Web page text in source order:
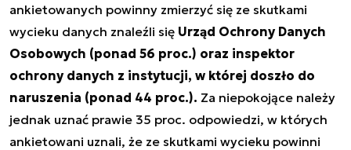
ankietowanych powinny zmierzyć się ze skutkami
wycieku danych znaleźli się Urząd Ochrony Danych
Osobowych (ponad 56 proc.) oraz inspektor
ochrony danych z instytucji, w której doszło do
naruszenia (ponad 44 proc.). Za niepokojące należy
jednak uznać prawie 35 proc. odpowiedzi, w których
ankietowani uznali, że ze skutkami wycieku powinni